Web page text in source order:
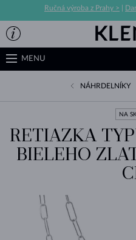
Ručná výroba z Prahy >
MENU
NÁHRDELNÍKY
NA
RETIAZKA
BIELEHO